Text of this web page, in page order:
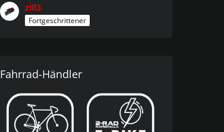
zill3
Fortgeschrittener
Fahrrad-Händler